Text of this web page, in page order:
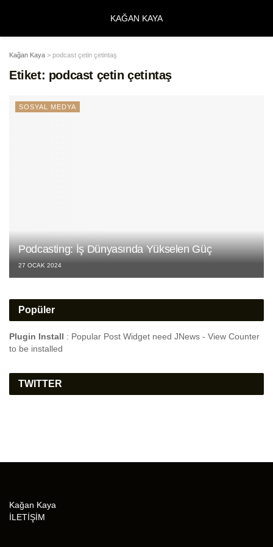
KAĞAN KAYA
Kağan Kaya > podcast çetin çetintaş
Etiket: podcast çetin çetintaş
SOSYAL MEDYA
Podcasting: İş Dünyasında Yükselen Güç
27 OCAK 2024
Popüler
Plugin Install : Popular Post Widget need JNews - View Counter
to be installed
TWITTER
Kağan Kaya
İLETİŞİM